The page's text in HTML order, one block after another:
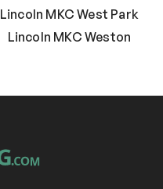
Lincoln MKC West Park
Lincoln MKC Weston